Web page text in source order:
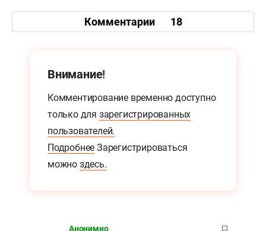
Комментарии 18
Внимание!
Комментирование временно доступно
только для зарегистрированных
пользователей.
Подробнее Зарегистрироваться
можно здесь.
Анонимно